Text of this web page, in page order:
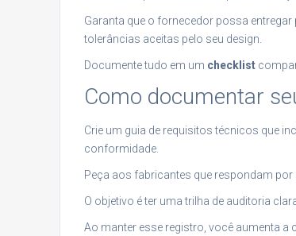
Garanta que o fornecedor possa
tolerâncias aceitas pelo seu design.
Documente tudo em um checklist
Como documentar
Crie um guia de requisitos técnicos que
conformidade.
Peça aos fabricantes que respondam
O objetivo é ter uma trilha de auditoria
Ao manter esse registro, você aumenta